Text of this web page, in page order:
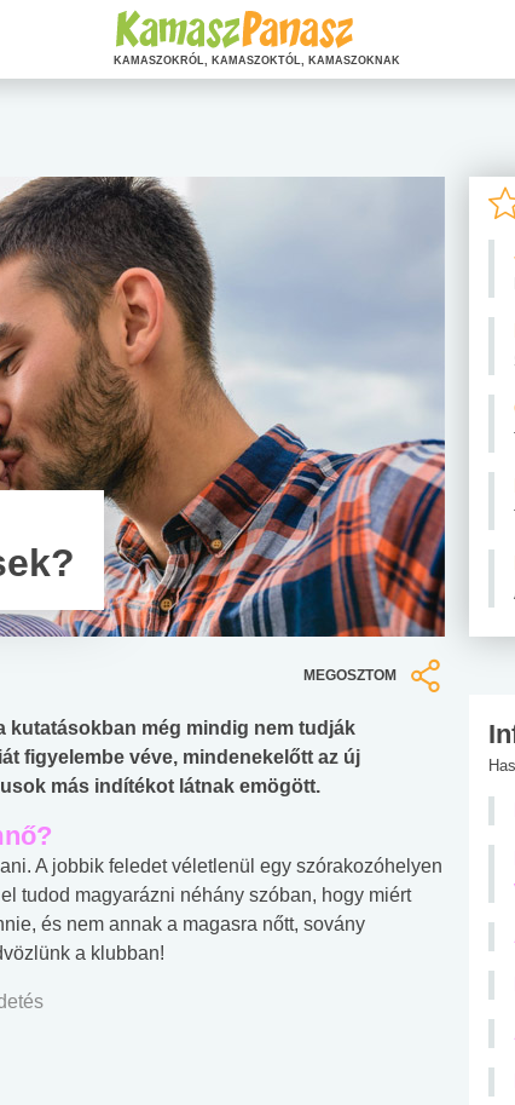
MEGOSZTOM
kutatásokban még mindig nem tudják
figyelembe véve, mindenekelőtt az új
más indítékot látnak emögött.
A jobbik feledet véletlenül egy szórakozóhelyen
tudod magyarázni néhány szóban, hogy miért
és nem annak a magasra nőtt, sovány
a klubban!
KAMASZOKRÓL, KAMASZOKTÓL, KAMASZOKNAK